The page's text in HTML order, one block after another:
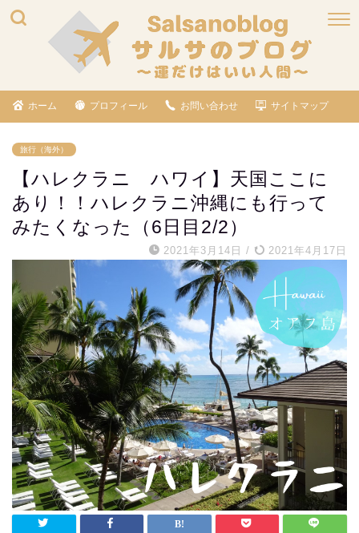
ホーム プロフィール お問い合わせ サイトマップ
旅行（海外）
【ハレクラニ ハワイ】天国ここに
あり！！ハレクラニ沖縄にも行って
みたくなった（6日目2/2）
2021年3月14日 / 2021年4月17日